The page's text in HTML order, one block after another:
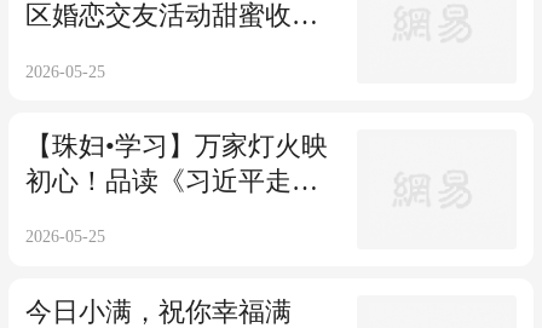
区婚恋交友活动甜蜜收官
2026-05-25
【珠妇•学习】万家灯火映
初心！品读《习近平走进
温暖故事
2026-05-25
今日小满，祝你幸福满